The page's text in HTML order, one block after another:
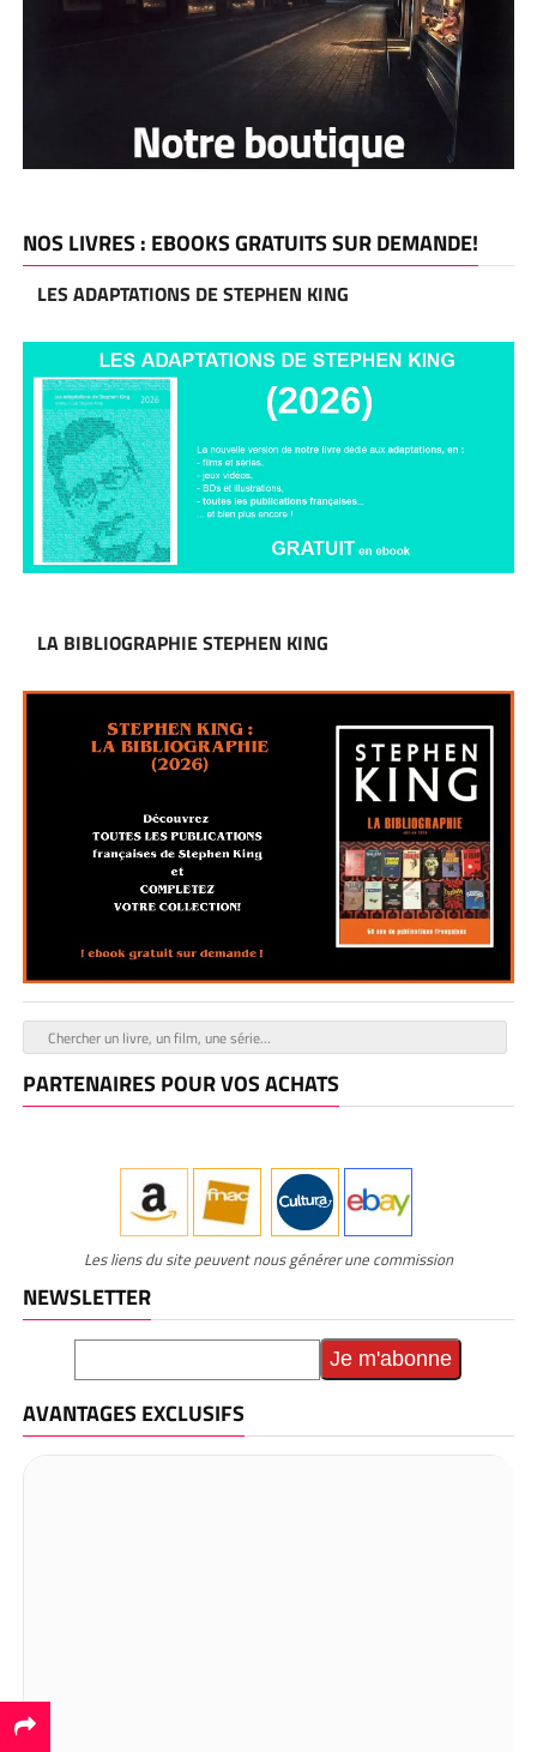
NOS LIVRES : EBOOKS GRATUITS SUR DEMANDE!
LES ADAPTATIONS DE STEPHEN KING
LA BIBLIOGRAPHIE STEPHEN KING
PARTENAIRES POUR VOS ACHATS
Les liens du site peuvent nous générer une commission
NEWSLETTER
AVANTAGES EXCLUSIFS